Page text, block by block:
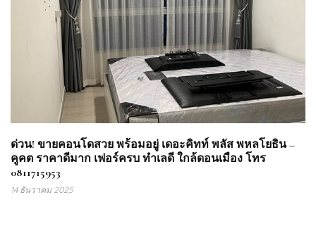
ด่วน! ขายคอนโดสวย พร้อมอยู่ เดอะคิทท์ พลัส พหลโยธิน –
คูคต ราคาดีมาก เฟอร์ครบ ทำเลดี ใกล้ดอนเมือง โทร
0811715953
14 ธันวาคม 2025